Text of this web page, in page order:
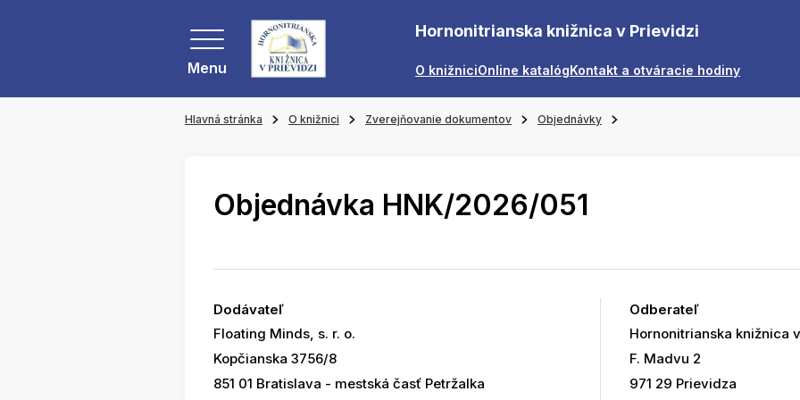
Menu
Hornonitrianska knižnica v Prievidzi
O knižniciOnline katalógKontakt a otváracie hodiny
Hlavná stránka O knižnici Zverejňovanie dokumentov Objednávky
Objednávka HNK/2026/051
Dodávateľ
Floating Minds, s. r. o.
Kopčianska 3756/8
851 01 Bratislava - mestská časť Petržalka
Odberateľ
Hornonitrianska knižnica
F. Madvu 2
971 29 Prievidza